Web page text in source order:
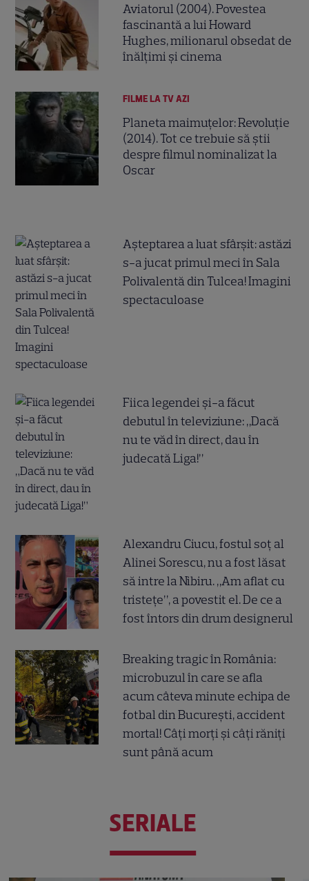
Aviatorul (2004). Povestea
fascinantă a lui Howard
Hughes, milionarul obsedat de
înălțimi și cinema
FILME LA TV AZI
Planeta maimuțelor: Revoluție
(2014). Tot ce trebuie să știi
despre filmul nominalizat la
Oscar
Așteptarea a luat sfârșit: astăzi
s-a jucat primul meci în Sala
Polivalentă din Tulcea! Imagini
spectaculoase
Fiica legendei și-a făcut
debutul în televiziune: „Dacă
nu te văd în direct, dau în
judecată Liga!”
Alexandru Ciucu, fostul soț al
Alinei Sorescu, nu a fost lăsat
să intre la Nibiru. „Am aflat cu
tristețe”, a povestit el. De ce a
fost întors din drum designerul
Breaking tragic în România:
microbuzul în care se afla
acum câteva minute echipa de
fotbal din București, accident
mortal! Câți morți și câți răniți
sunt până acum
SERIALE